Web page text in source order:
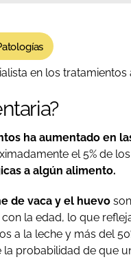
en los tratamientos
ha aumentado en
el 5% de
a algún alimento.
de vaca y el huevo
la edad, lo que
a la leche y más del
probabilidad de que